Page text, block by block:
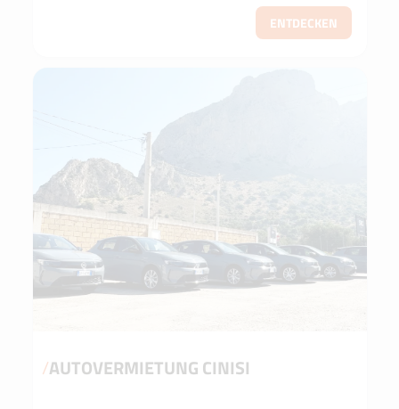
ENTDECKEN
/AUTOVERMIETUNG CINISI